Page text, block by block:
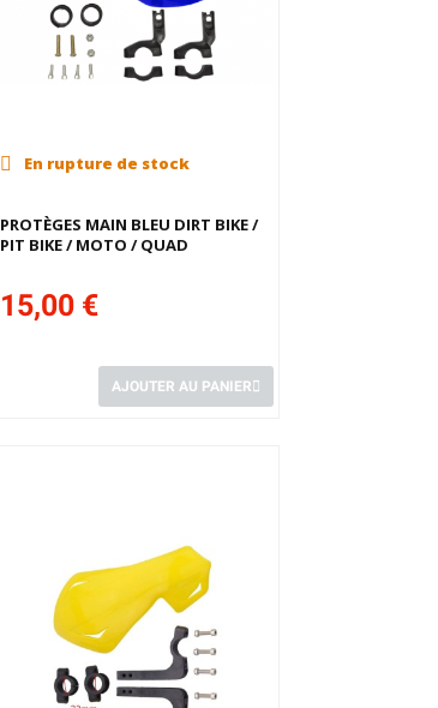
En rupture de stock
PROTÈGES MAIN BLEU DIRT BIKE /
PIT BIKE / MOTO / QUAD
15,00 €
AJOUTER AU PANIER